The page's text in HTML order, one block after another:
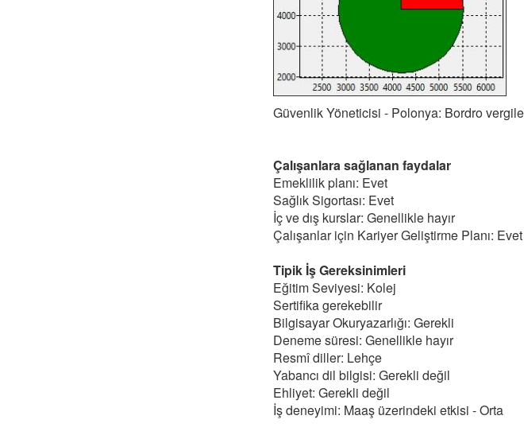
Güvenlik Yöneticisi - Polonya: Bordro
Çalışanlara sağlanan faydalar
Emeklilik planı: Evet
Sağlık Sigortası: Evet
İç ve dış kurslar: Genellikle hayır
Çalışanlar için Kariyer Geliştirme Planı: Evet
Tipik İş Gereksinimleri
Eğitim Seviyesi: Kolej
Sertifika gerekebilir
Bilgisayar Okuryazarlığı: Gerekli
Deneme süresi: Genellikle hayır
Resmî diller: Lehçe
Yabancı dil bilgisi: Gerekli değil
Ehliyet: Gerekli değil
İş deneyimi: Maaş üzerindeki etkisi - Orta